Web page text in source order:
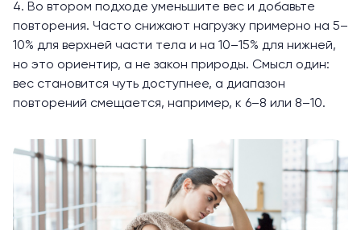
4. Во втором подходе уменьшите вес и добавьте
повторения. Часто снижают нагрузку примерно на 5–
10% для верхней части тела и на 10–15% для нижней,
но это ориентир, а не закон природы. Смысл один:
вес становится чуть доступнее, а диапазон
повторений смещается, например, к 6–8 или 8–10.